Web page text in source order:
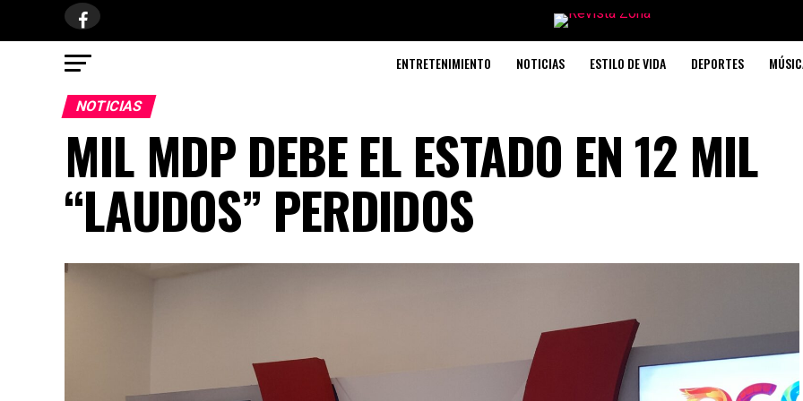
ENTRETENIMIENTO NOTICIAS ESTILO DE VIDA DEPORTES
NOTICIAS
MIL MDP DEBE EL ESTADO EN 12 MIL
“LAUDOS” PERDIDOS